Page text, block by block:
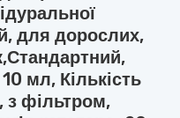
для дорослих,
мл, Кількість
з фільтром,